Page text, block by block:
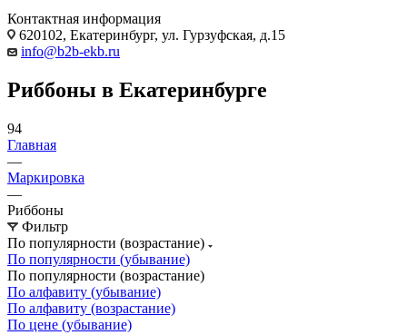
Контактная информация
620102, Екатеринбург, ул. Гурзуфская, д.15
info@b2b-ekb.ru
Риббоны в Екатеринбурге
94
Главная
—
Маркировка
—
Риббоны
Фильтр
По популярности (возрастание)
По популярности (убывание)
По популярности (возрастание)
По алфавиту (убывание)
По алфавиту (возрастание)
По цене (убывание)